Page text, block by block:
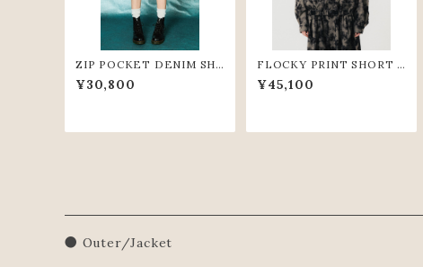
ZIP POCKET DENIM SH
ORT PANTS(BGE)
¥30,800
FLOCKY PRINT SHORT S
HIRTS (GRY)
¥45,100
● Outer/Jacket